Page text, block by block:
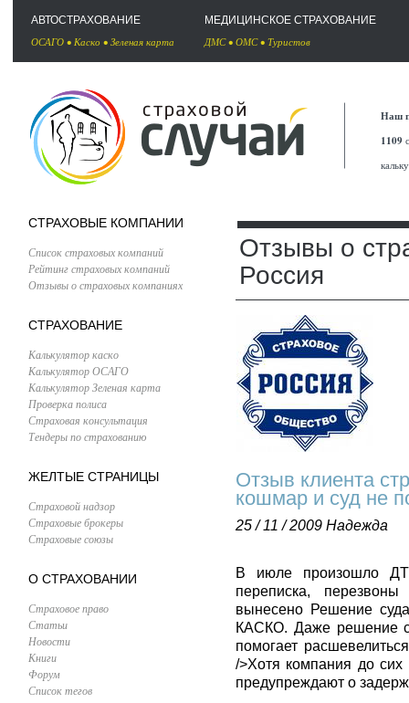
АВТОСТРАХОВАНИЕ
ОСАГО • Каско • Зеленая карта
МЕДИЦИНСКОЕ СТРАХОВАНИЕ
ДМС• ОМС• Туристов
Наш
1109
СТРАХОВЫЕ КОМПАНИИ
Список страховых компаний
Рейтинг страховых компаний
Отзывы о страховых компаниях
СТРАХОВАНИЕ
Калькулятор каско
Калькулятор ОСАГО
Калькулятор Зеленая карта
Проверка полиса
Страховая консультация
Тендеры по страхованию
ЖЕЛТЫЕ СТРАНИЦЫ
Страховой надзор
Страховые брокеры
Страховые союзы
О СТРАХОВАНИИ
Страховое право
Статьи
Новости
Книги
Форум
Список тегов
Отзывы о
Россия
Отзыв клиента
кошмар и суд не
25 / 11 / 2009 Надежда
В июле произошло
переписка,
вынесено Решение
КАСКО. Даже решение
помогает
/>Хотя компания до сих
предупреждают о